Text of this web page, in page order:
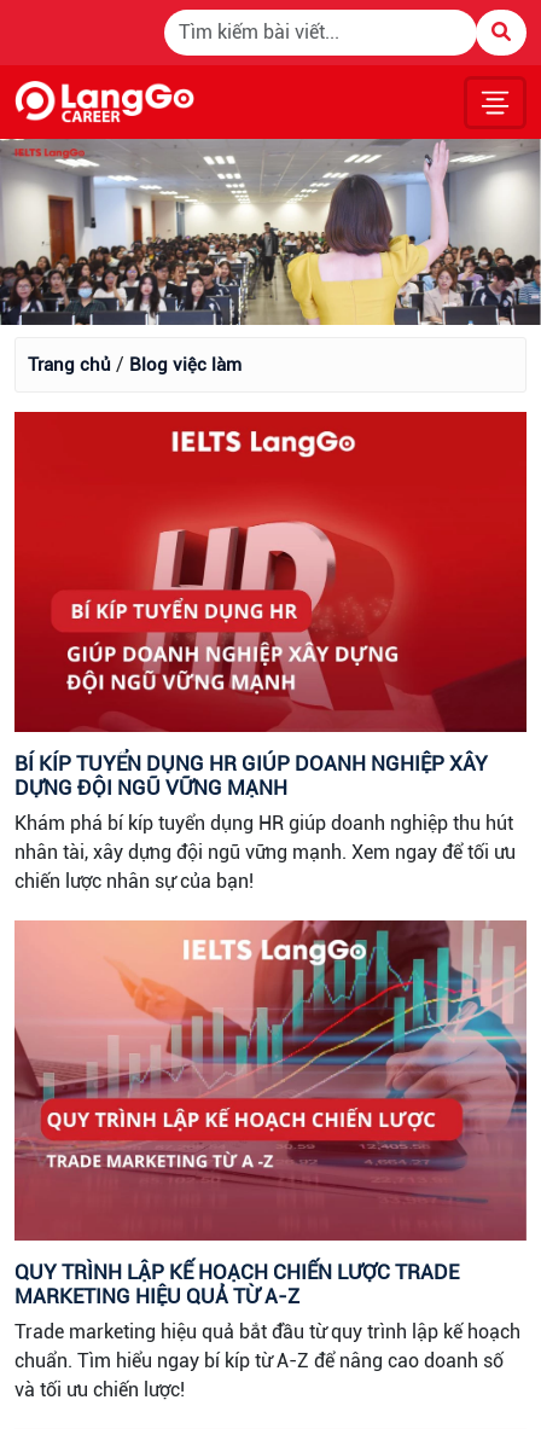
Blog việc làm
Trang chủ / Blog việc làm
BÍ KÍP TUYỂN DỤNG HR GIÚP DOANH NGHIỆP XÂY
DỰNG ĐỘI NGŨ VỮNG MẠNH
Khám phá bí kíp tuyển dụng HR giúp doanh nghiệp thu hút
nhân tài, xây dựng đội ngũ vững mạnh. Xem ngay để tối ưu
chiến lược nhân sự của bạn!
QUY TRÌNH LẬP KẾ HOẠCH CHIẾN LƯỢC TRADE
MARKETING HIỆU QUẢ TỪ A-Z
Trade marketing hiệu quả bắt đầu từ quy trình lập kế hoạch
chuẩn. Tìm hiểu ngay bí kíp từ A-Z để nâng cao doanh số
và tối ưu chiến lược!